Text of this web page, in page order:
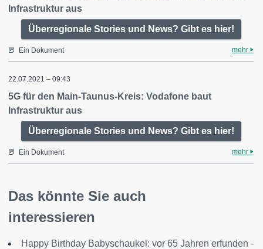
Infrastruktur aus
Überregionale Stories und News? Gibt es hier!
Ein Dokument mehr
22.07.2021 – 09:43
5G für den Main-Taunus-Kreis: Vodafone baut
Infrastruktur aus
Überregionale Stories und News? Gibt es hier!
Ein Dokument mehr
Das könnte Sie auch
interessieren
Happy Birthday Babyschaukel: vor 65 Jahren erfunden -